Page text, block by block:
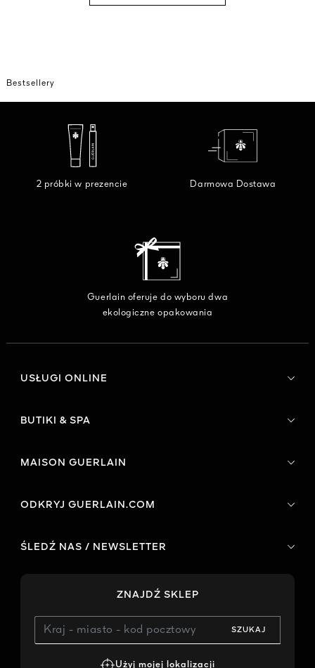
Bestsellery
2 próbki w prezencie Darmowa Dostawa
Guerlain oferuje do wyboru dwa
ekologiczne opakowania
USŁUGI ONLINE
BUTIKI & SPA
MAISON GUERLAIN
ODKRYJ GUERLAIN.COM
ŚLEDŹ NAS / NEWSLETTER
ZNAJDŹ SKLEP
SZUKAJ
Użyj mojej lokalizacji